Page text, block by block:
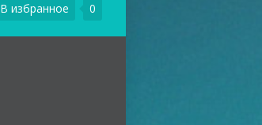
0
В избранное